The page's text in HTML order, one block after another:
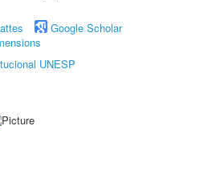
Google Scholar
UNESP